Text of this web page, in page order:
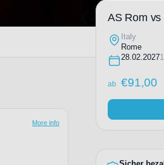
More info
AS Rom vs
Italy
Rome
28.02.2027
ab €91,00